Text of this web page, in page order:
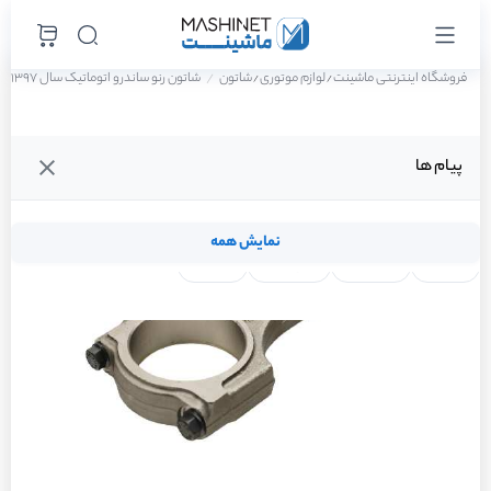
پیام ها
نمایش همه
فروشگاه اینترنتی ماشینت/لوازم موتوری/شاتون شاتون رنو ساندرو اتوماتیک سال 1397